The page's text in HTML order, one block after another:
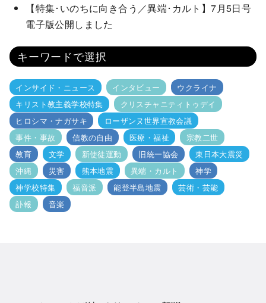
【特集･いのちに向き合う／異端･カルト】7月5日号
電子版公開しました
キーワードで選択
インサイド・ニュース インタビュー
ウクライナ
キリスト教主義学校特集
クリスチャニティトゥデイ
ヒロシマ・ナガサキ
ローザンヌ世界宣教会議
事件・事故
信教の自由 医療・福祉
宗教二世
教育
文学 新使徒運動 旧統一協会
東日本大震災
沖縄
災害 熊本地震 異端・カルト
神学
神学校特集
福音派 能登半島地震
芸術・芸能
訃報
音楽